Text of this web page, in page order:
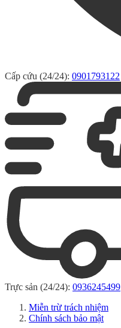
Cấp cứu (24/24): 0901793122
Trực sản (24/24): 0936245499
Miễn trừ trách nhiệm
Chính sách bảo mật